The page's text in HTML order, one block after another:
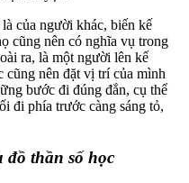
của người khác, biến kế
cũng nên có nghĩa vụ trong
ra, là một người lên kế
cũng nên đặt vị trí của mình
bước đi đúng đắn, cụ thể
đi phía trước càng sáng tỏ,
đồ thần số học